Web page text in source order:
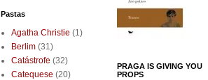
Pastas
Agatha Christie (1)
Berlim (31)
Catástrofe (32)
Catequese (20)
PRAGA IS GIVING YOU
PROPS